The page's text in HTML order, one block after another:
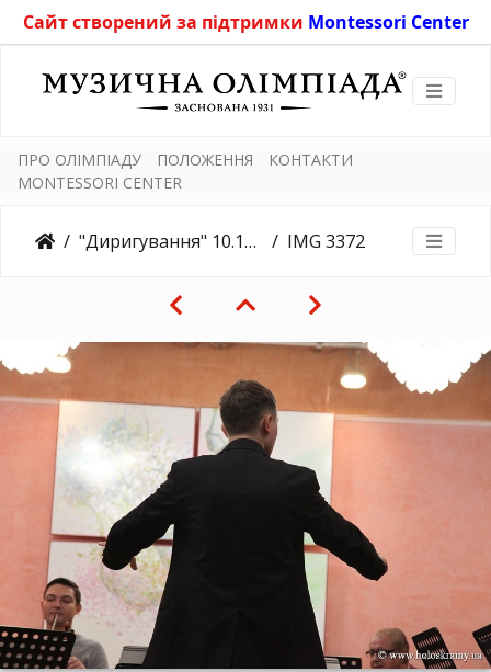
Сайт створений за підтримки Montessori Center
ПРО ОЛІМПІАДУ ПОЛОЖЕННЯ
КОНТАКТИ
MONTESSORI CENTER
"Диригування" 10.11.2019 IMG 3372